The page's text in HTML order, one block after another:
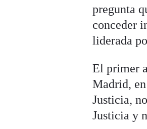
pregunta
conceder
liderada
El primer
Madrid, en
Justicia,
Justicia y